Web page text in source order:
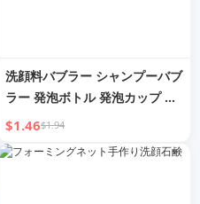
洗顔料バブラー シャンプーバブ
ラー 発泡ボトル 発泡カップ バ
ブル洗顔ガジェット 泡を消す
$1.46$1.94